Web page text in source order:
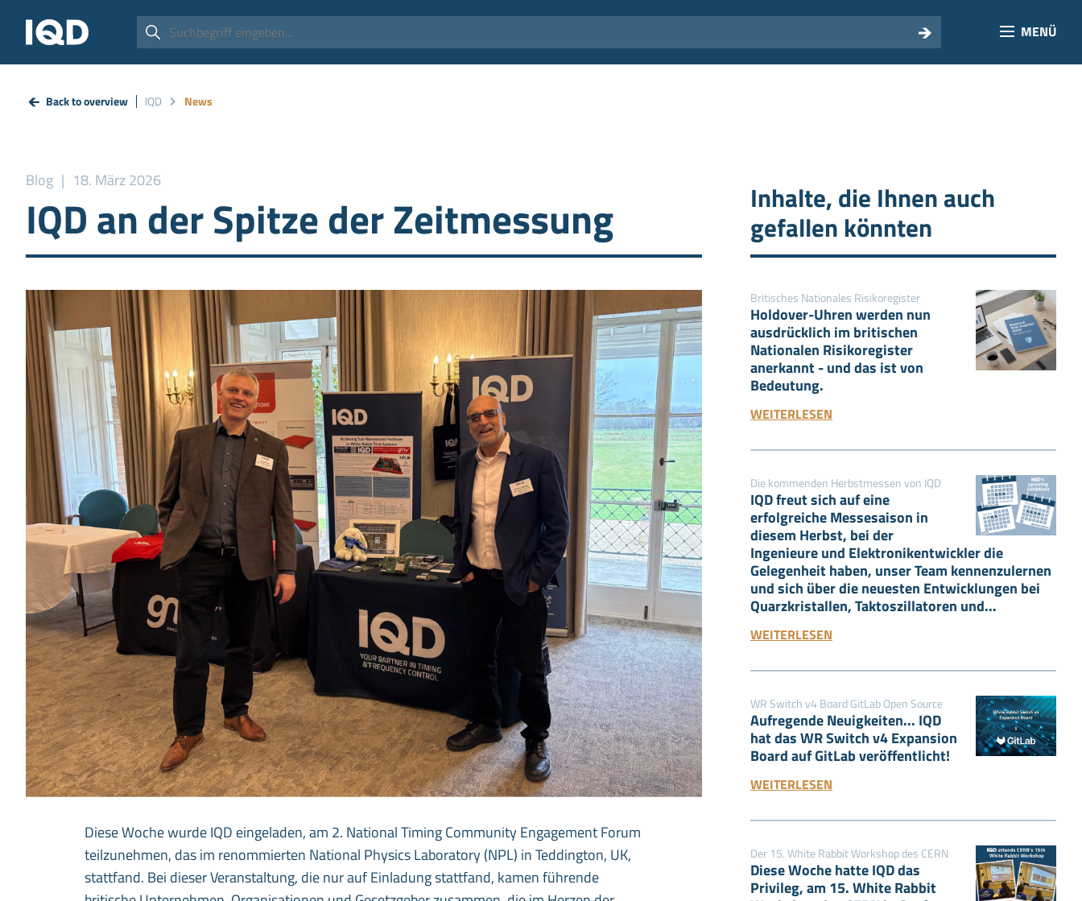
MENÜ
Back to overview IQD News
Blog 18. März 2026
IQD an der Spitze der Zeitmessung Inhalte, die Ihnen auch
gefallen könnten
Diese Woche wurde IQD eingeladen, am 2. National Timing Community Engagement Forum
teilzunehmen, das im renommierten National Physics Laboratory (NPL) in Teddington, UK,
stattfand. Bei dieser Veranstaltung, die nur auf Einladung stattfand, kamen führende
Britisches Nationales Risikoregister
Holdover-Uhren werden nun
ausdrücklich im britischen
Nationalen Risikoregister
anerkannt - und das ist von
Bedeutung.
WEITERLESEN
Die kommenden Herbstmessen von IQD
IQD freut sich auf eine
erfolgreiche Messesaison in
diesem Herbst, bei der
Ingenieure und Elektronikentwickler die
Gelegenheit haben, unser Team kennenzulernen
und sich über die neuesten Entwicklungen bei
Quarzkristallen, Taktoszillatoren und...
WEITERLESEN
WR Switch v4 Board GitLab Open Source
Aufregende Neuigkeiten... IQD
hat das WR Switch v4 Expansion
Board auf GitLab veröffentlicht!
WEITERLESEN
Der 15. White Rabbit Workshop des CERN
Diese Woche hatte IQD das
Privileg, am 15. White Rabbit